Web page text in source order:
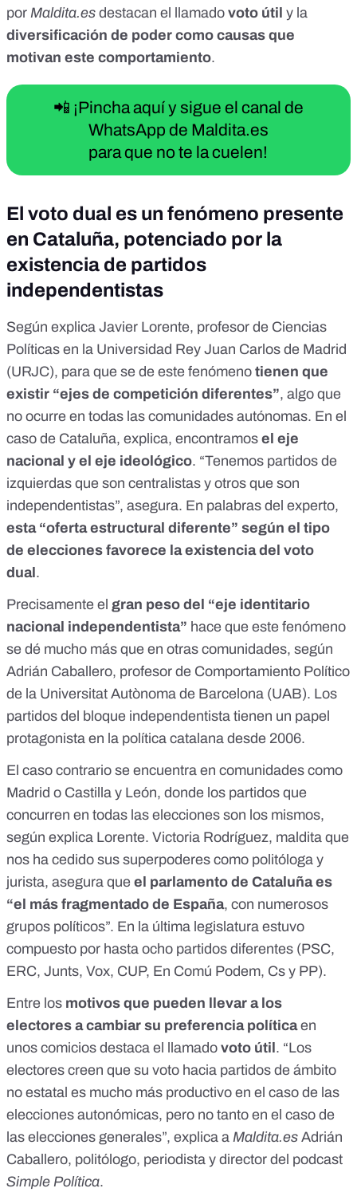
por Maldita.es destacan el llamado voto útil y la
diversificación de poder como causas que
motivan este comportamiento.
📲 ¡Pincha aquí y sigue el canal de
WhatsApp de Maldita.es
para que no te la cuelen!
El voto dual es un fenómeno presente
en Cataluña, potenciado por la
existencia de partidos
independentistas
Según explica Javier Lorente, profesor de Ciencias
Políticas en la Universidad Rey Juan Carlos de Madrid
(URJC), para que se de este fenómeno tienen que
existir “ejes de competición diferentes”, algo que
no ocurre en todas las comunidades autónomas. En el
caso de Cataluña, explica, encontramos el eje
nacional y el eje ideológico. “Tenemos partidos de
izquierdas que son centralistas y otros que son
independentistas”, asegura. En palabras del experto,
esta “oferta estructural diferente” según el tipo
de elecciones favorece la existencia del voto
dual .
Precisamente el gran peso del “eje identitario
nacional independentista” hace que este fenómeno
se dé mucho más que en otras comunidades, según
Adrián Caballero, profesor de Comportamiento Político
de la Universitat Autònoma de Barcelona (UAB). Los
partidos del bloque independentista tienen un papel
protagonista en la política catalana desde 2006.
El caso contrario se encuentra en comunidades como
Madrid o Castilla y León, donde los partidos que
concurren en todas las elecciones son los mismos,
según explica Lorente. Victoria Rodríguez, maldita que
nos ha cedido sus superpoderes como politóloga y
jurista, asegura que el parlamento de Cataluña es
“el más fragmentado de España, con numerosos
grupos políticos”. En la última legislatura estuvo
compuesto por hasta ocho partidos diferentes (PSC,
ERC, Junts, Vox, CUP, En Comú Podem, Cs y PP).
Entre los motivos que pueden llevar a los
electores a cambiar su preferencia políticaen
unos comicios destaca el llamado voto útil . “Los
electores creen que su voto hacia partidos de ámbito
no estatal es mucho más productivo en el caso de las
elecciones autonómicas, pero no tanto en el caso de
las elecciones generales”, explica a Maldita.es Adrián
Caballero, politólogo, periodista y director del podcast
Simple Política.